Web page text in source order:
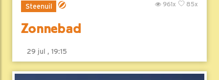
Steenuil 85x
961x
Zonnebad
29 jul , 19:15